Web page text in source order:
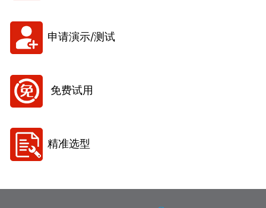
申请演示/测试
免费试用
精准选型